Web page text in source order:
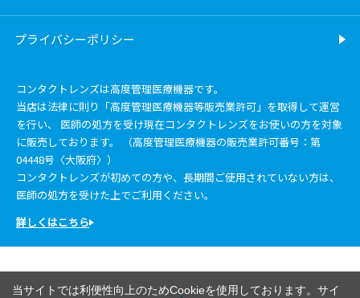
プライバシーポリシー
コンタクトレンズは高度管理医療機器です。
当店は法律に則り「高度管理医療機器等販売業許可」を取得して運営
を行い、 医師の処方を受け現在コンタクトレンズをお使いの方を対象
に販売しております。 （高度管理医療機器の販売業許可番号：第
04448号〈大阪府〉）
コンタクトレンズが初めての方や、長期間ご使用されていない方は、
医師の処方を受けた上でご利用ください。
詳しくはこちら
当サイトでは利便性向上のためCookieを使用しております。サイ